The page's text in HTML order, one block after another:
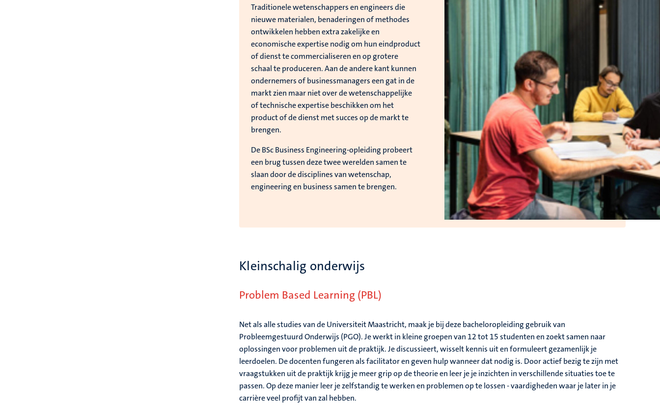
Traditionele wetenschappers en engineers die
nieuwe materialen, benaderingen of methodes
ontwikkelen hebben extra zakelijke en
economische expertise nodig om hun eindproduct
of dienst te commercialiseren en op grotere
schaal te produceren. Aan de andere kant kunnen
ondernemers of businessmanagers een gat in de
markt zien maar niet over de wetenschappelijke
of technische expertise beschikken om het
product of de dienst met succes op de markt te
brengen.
De BSc Business Engineering-opleiding probeert
een brug tussen deze twee werelden samen te
slaan door de disciplines van wetenschap,
engineering en business samen te brengen.
Kleinschalig onderwijs
Problem Based Learning (PBL)
Net als alle studies van de Universiteit Maastricht, maak je bij deze bacheloropleiding gebruik van
Probleemgestuurd Onderwijs (PGO). Je werkt in kleine groepen van 12 tot 15 studenten en zoekt samen naar
oplossingen voor problemen uit de praktijk. Je discussieert, wisselt kennis uit en formuleert gezamenlijk je
leerdoelen. De docenten fungeren als facilitator en geven hulp wanneer dat nodig is. Door actief bezig te zijn met
vraagstukken uit de praktijk krijg je meer grip op de theorie en leer je je inzichten in verschillende situaties toe te
passen. Op deze manier leer je zelfstandig te werken en problemen op te lossen - vaardigheden waar je later in je
carrière veel profijt van zal hebben.